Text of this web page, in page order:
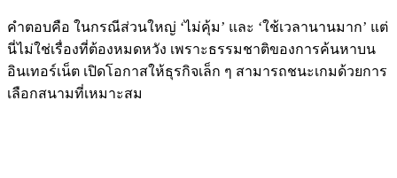
คำตอบคือ ในกรณีส่วนใหญ่ ‘ไม่คุ้ม’ และ ‘ใช้เวลานานมาก’ แต่
นี่ไม่ใช่เรื่องที่ต้องหมดหวัง เพราะธรรมชาติของการค้นหาบน
อินเทอร์เน็ต เปิดโอกาสให้ธุรกิจเล็ก ๆ สามารถชนะเกมด้วยการ
เลือกสนามที่เหมาะสม